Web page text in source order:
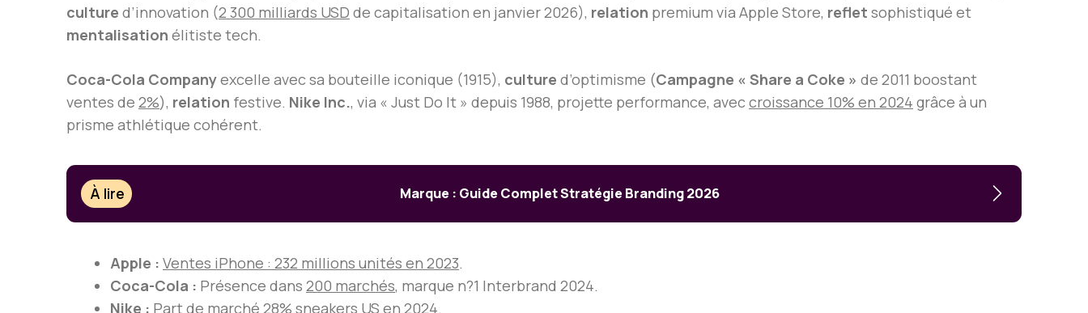
culture d’innovation (2 300 milliards USD de capitalisation en janvier 2026), relation premium via Apple Store, reflet sophistiqué et
mentalisation élitiste tech.
Coca-Cola Companyexcelle avec sa bouteille iconique (1915), culture d’optimisme (Campagne « Share a Coke » de 2011 boostant
ventes de 2%), relation festive. Nike Inc., via « Just Do It » depuis 1988, projette performance, avec croissance 10% en 2024 grâce à un
prisme athlétique cohérent.
À lire Marque : Guide Complet Stratégie Branding 2026
Apple : Ventes iPhone : 232 millions unités en 2023.
Coca-Cola : Présence dans 200 marchés, marque n?1 Interbrand 2024.
Nike : Part de marché 28% sneakers US en 2024.